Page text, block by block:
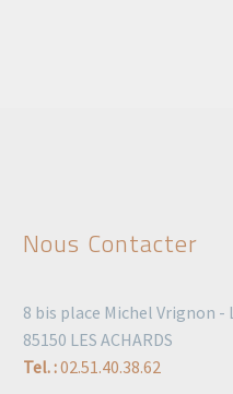
Nous Contacter
8 bis place Michel Vrignon -
85150 LES ACHARDS
Tel. :02.51.40.38.62